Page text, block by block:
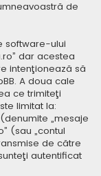
de
software-ului
dar acestea
intenţionează să
A doua cale
ce trimiteţi
limitat la:
„mesaje
(sau „contul
de către
autentificat